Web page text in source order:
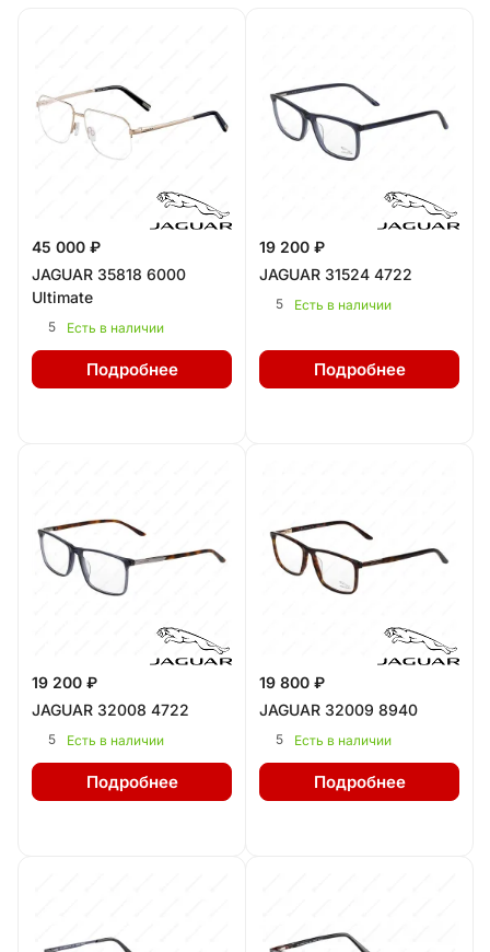
45 000 ₽
JAGUAR 35818 6000
Ultimate
5 Есть в наличии
Подробнее
19 200 ₽
JAGUAR 31524 4722
5 Есть в наличии
Подробнее
19 200 ₽
JAGUAR 32008 4722
5 Есть в наличии
Подробнее
19 800 ₽
JAGUAR 32009 8940
5 Есть в наличии
Подробнее